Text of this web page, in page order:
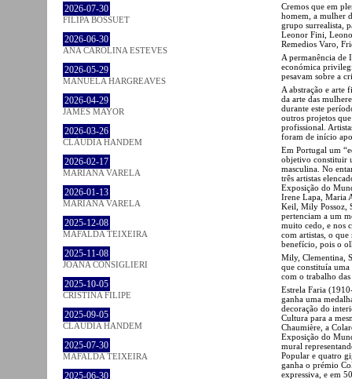
2026-07-30
FILIPA BOSSUET
2026-06-30
ANA CAROLINA ESTEVES
2026-05-29
MANUELA HARGREAVES
2026-04-29
JAMES MAYOR
2026-03-26
CLÁUDIA HANDEM
2026-02-17
MARIANA VARELA
2026-01-13
MARIANA VARELA
2025-12-08
MAFALDA TEIXEIRA
2025-11-08
JOANA CONSIGLIERI
2025-10-05
CRISTINA FILIPE
2025-09-05
CLÁUDIA HANDEM
2025-07-30
MAFALDA TEIXEIRA
2025-06-30
Cremos que em
homem, a mulher
grupo surrealista,
Leonor Fini,
Remedios Varo,
A permanência de
económica
pesavam sobre a
A abstração e arte
da arte das
durante este
outros projetos
profissional.
foram de início
Em Portugal um
objetivo constituir
masculina. No
três artistas
Exposição do
Irene Lapa, Maria
Keil, Mily Possoz,
pertenciam a um
muito cedo, e nos
com artistas, o que
benefício, pois o
Mily, Clementina,
que constituía
com o trabalho
Estrela Faria
ganha uma
decoração do
Cultura para a
Chaumière, a
Exposição do
mural
Popular e quatro
ganha o prémio
expressiva, e em